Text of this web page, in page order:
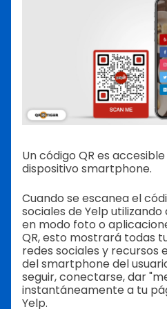
Un código QR es
dispositivo smartphone.
Cuando se escanea el
sociales de Yelp
en modo foto o
QR, esto mostrará todas
redes sociales y recursos
del smartphone del
seguir, conectarse, dar
instantáneamente a tu
Yelp.